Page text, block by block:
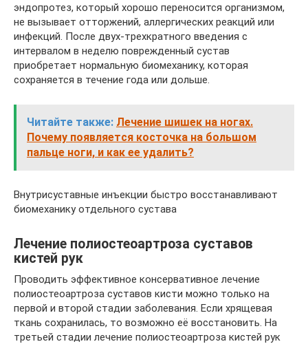
эндопротез, который хорошо переносится организмом,
не вызывает отторжений, аллергических реакций или
инфекций. После двух-трехкратного введения с
интервалом в неделю поврежденный сустав
приобретает нормальную биомеханику, которая
сохраняется в течение года или дольше.
Читайте также: Лечение шишек на ногах.
Почему появляется косточка на большом
пальце ноги, и как ее удалить?
Внутрисуставные инъекции быстро восстанавливают
биомеханику отдельного сустава
Лечение полиостеоартроза суставов
кистей рук
Проводить эффективное консервативное лечение
полиостеоартроза суставов кисти можно только на
первой и второй стадии заболевания. Если хрящевая
ткань сохранилась, то возможно её восстановить. На
третьей стадии лечение полиостеоартроза кистей рук